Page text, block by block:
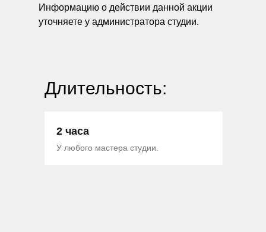
Информацию о действии данной акции
уточняете у администратора студии.
2 часа
У любого мастера студии.
Длительность: